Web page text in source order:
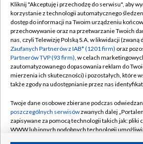
TVP
Abonament TVP
Emisja w TVP
Centrum informacji TVP
Naziemna Telewizja Cyfrowa
Rada Programowa
System NOS
Informacje o nadawcy
Regulamin TVP
Polityka
Moje zgody
Pomoc
Kontakt
Kliknij "Akceptuję i przechodzę do serwisu", aby
korzystanie z technologii automatycznego
dostęp do informacji na Twoim urządzeniu
przechowywanie oraz na przetwarzanie Twoich
nas, czyli Telewizję Polską S.A. w likwidacji (zwaną
Zaufanych Partnerów z IAB* (1201 firm) oraz
Partnerów TVP (93 firm), w celach
zautomatyzowanego dopasowania reklam do
mierzenia ich skuteczności) i pozostałych, które
także zgody na udostępnianie przez nas
Twoje dane osobowe zbierane podczas
poszczególnych serwisówzwanych dalej
zapisywane za pomocą technologii takich jak: pliki
WWW lub innych podobnych technologii